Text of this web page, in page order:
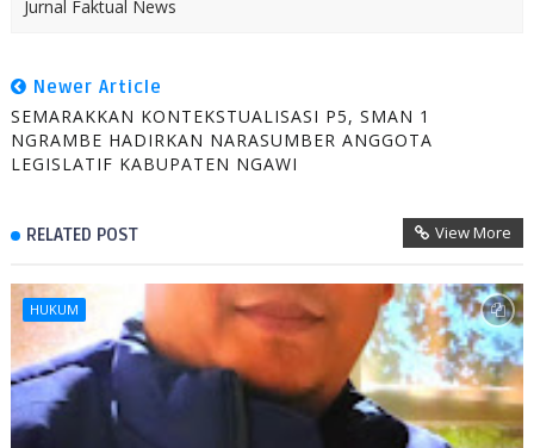
Jurnal Faktual News
Newer Article
SEMARAKKAN KONTEKSTUALISASI P5, SMAN 1
NGRAMBE HADIRKAN NARASUMBER ANGGOTA
LEGISLATIF KABUPATEN NGAWI
RELATED POST View More
HUKUM